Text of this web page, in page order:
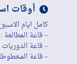
أوقات
كامل ايام
– قاعة المطالعة :
– قاعة
– قاعة